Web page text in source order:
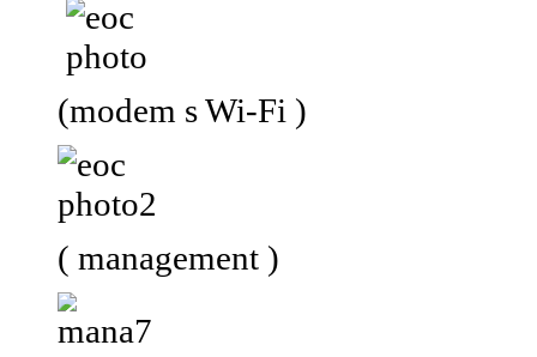
(modem s Wi-Fi )
( management )